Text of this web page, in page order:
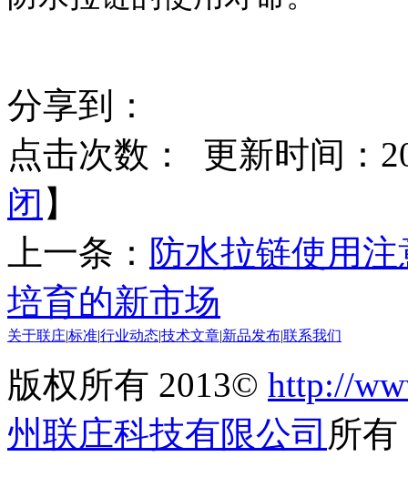
分享到：
点击次数：
更新时间：
闭 】
上一条： 防水拉链使用
培育的新市场
关于联庄标准行业动态技术文章 新品发布联系我们
版权所有 2013© http://
州联庄科技有限公司 所